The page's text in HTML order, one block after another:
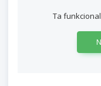
Ta